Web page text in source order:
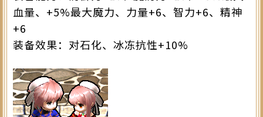
血量、+5%最大魔力、力量+6、智力+6、精神
+6
装备效果：对石化、冰冻抗性+10%